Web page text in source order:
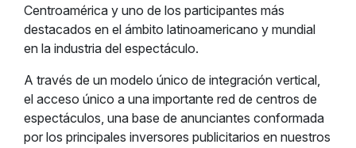
Centroamérica y uno de los participantes más
destacados en el ámbito latinoamericano y mundial
en la industria del espectáculo.
A través de un modelo único de integración vertical,
el acceso único a una importante red de centros de
espectáculos, una base de anunciantes conformada
por los principales inversores publicitarios en nuestros